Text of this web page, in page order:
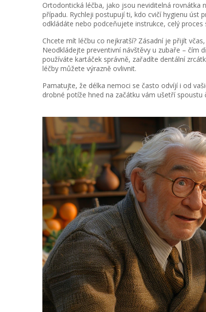
Ortodontická léčba, jako jsou neviditelná rovnátka
případu. Rychleji postupují ti, kdo cvičí hygienu úst
odkládáte nebo podceňujete instrukce, celý proces
Chcete mít léčbu co nejkratší? Zásadní je přijít
Neodkládejte preventivní návštěvy u zubaře – čím
používáte kartáček správně, zařadíte dentální
léčby můžete výrazně ovlivnit.
Pamatujte, že délka nemoci se často odvíjí i od
drobné potíže hned na začátku vám ušetří spoustu